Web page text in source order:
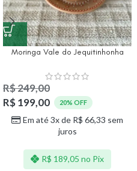
Moringa Vale do Jequitinhonha
R$249,00
R$199,00 20% OFF
Em até 3x de R$ 66,33 sem
juros
R$ 189,05 no Pix